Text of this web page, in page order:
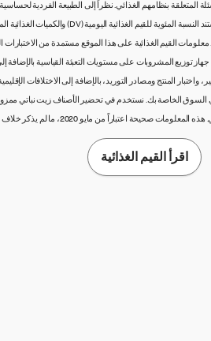
بنظامهم الغذائي. نظراً إلى الطبيعة الفردية
الحرارية. معلومات القيم الغذائية على هذا الموقع مستمدة من
توزيع المشروبات على مستويات التعبئة القياسية
المنتج ومصادر التوريد، بالإضافة إلى الاختلافات
السوق الخاصة بك. نستخدم في تحضير الأصناف زيت نباتي
صحيحة اعتباراً من مايو 2020، ما لم يذكر خلاف ذلك.
اقرأ القيم الغذائية